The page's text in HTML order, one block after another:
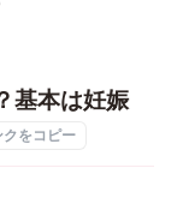
基本は妊娠
クをコピー